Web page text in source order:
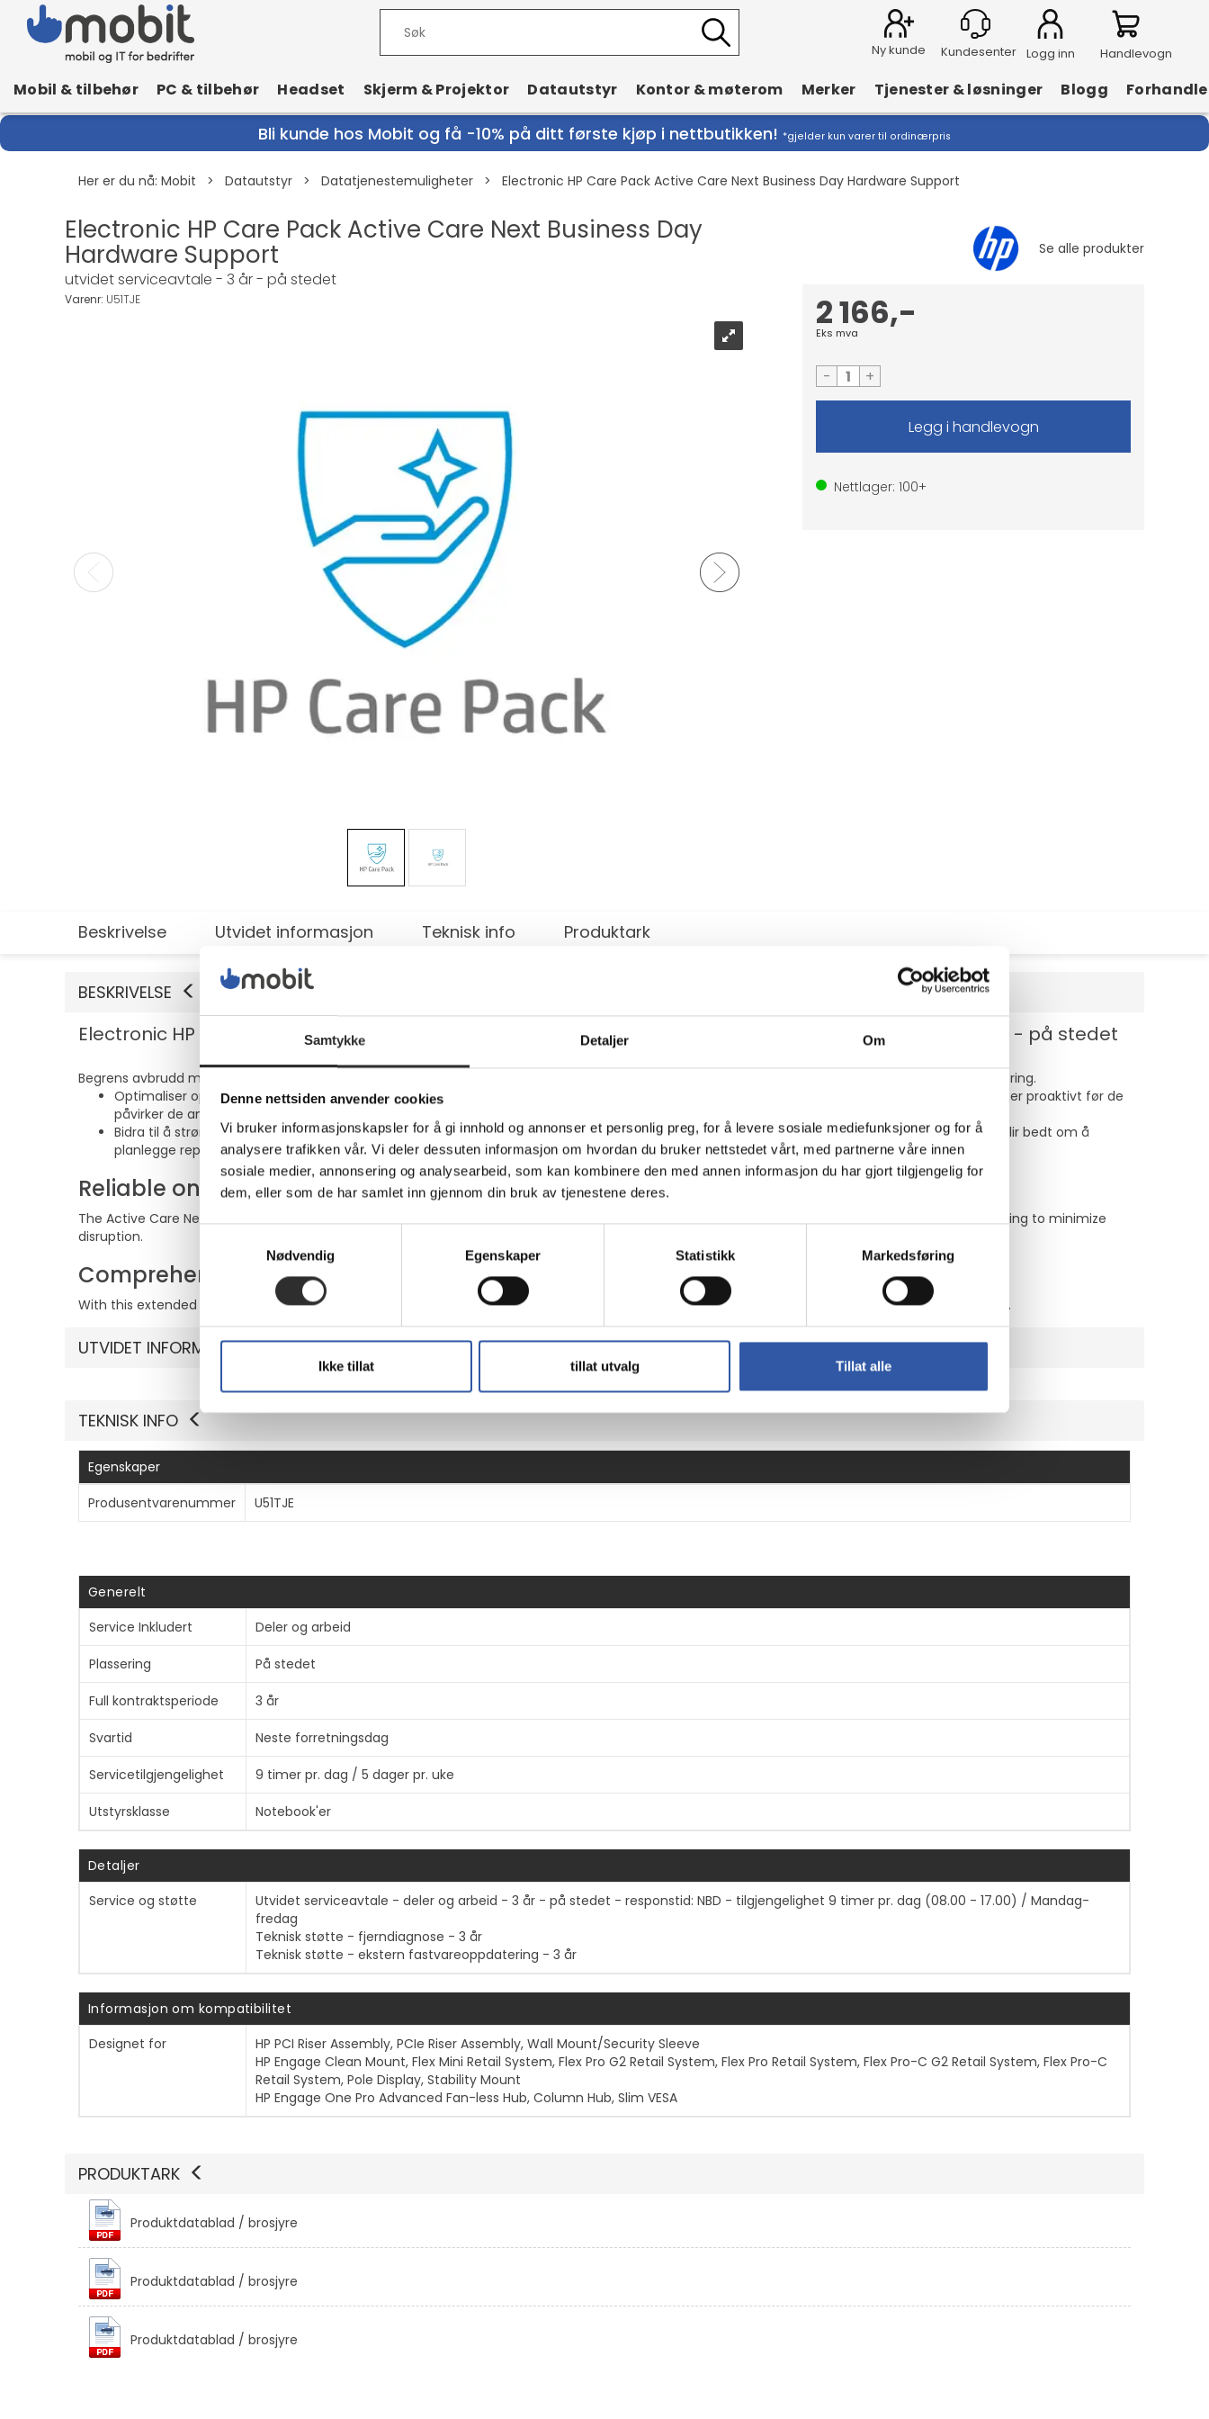
Samtykke Detaljer Om
Denne nettsiden anvender cookies
Vi bruker informasjonskapsler for å gi innhold og annonser et personlig preg, for å levere sosiale mediefunksjoner og for å
analysere trafikken vår. Vi deler dessuten informasjon om hvordan du bruker nettstedet vårt, med partnerne våre innen
sosiale medier, annonsering og analysearbeid, som kan kombinere den med annen informasjon du har gjort tilgjengelig for
dem, eller som de har samlet inn gjennom din bruk av tjenestene deres.
Nødvendig
Egenskaper Statistikk Markedsføring
Ikke tillat tillat utvalg Tillat alle
Ny kunde Logg inn Handlevogn
Mobil & tilbehør PC & tilbehør Headset Skjerm & Projektor Datautstyr Kontor & møterom Merker Tjenester & løsninger Blogg
Bli kunde hos Mobit og få -10% på ditt første kjøp i nettbutikken! *gjelder kun varer til ordinærpris
Her er du nå: Mobit > Datautstyr > Datatjenestemuligheter > Electronic HP Care Pack Active Care Next Business Day Hardware Support
Electronic HP Care Pack Active Care Next Business Day
Hardware Support
utvidet serviceavtale - 3 år - på stedet
Varenr: U51TJE 2 166,-
Eks mva
- +
Nettlager: 100+
Beskrivelse Utvidet informasjon Teknisk info Produktark
BESKRIVELSE
Electronic HP Care Pack Active Care Next Business Day Hardware Support - utvidet serviceavtale - 3 år - på stedet
Begrens avbrudd med fjernstøtte og praktiske reparasjoner på stedet – alt takket være AI-drevet prediktiv problemdeteksjon, varsler og automatisering.
Optimaliser oppetid med prediktiv oppdaging av enhetsproblemer og varsler til sluttbrukere. Identifiser nødvendige reparasjoner og utskiftninger proaktivt før de
påvirker de ansattes produktivitet.
Bidra til å strømlinjeforme reparasjoner med automatisert saksopprettelse som åpner en sak når et problem blir oppdaget, og IT-avdelingen blir bedt om å
planlegge reparasjon når det passer sluttbrukeren.
Reliable on-site support
The Active Care Next Business Day Hardware Support offers professional on-site service to quickly address any hardware issues that may arise, helping to minimize
disruption.
Comprehensive service coverage
With this extended service agreement, both parts and labor are included, providing support for repairs and maintenance without unexpected costs.
UTVIDET INFORMASJON
TEKNISK INFO
Egenskaper
Produsentvarenummer
U51TJE
Generelt
Service Inkludert
Deler og arbeid
Plassering På stedet
Full kontraktsperiode 3 år
Svartid Neste forretningsdag
Servicetilgjengelighet 9 timer pr. dag / 5 dager pr. uke
Utstyrsklasse Notebook'er
Detaljer
Service og støtte
Utvidet serviceavtale - deler og arbeid - 3 år - på stedet - responstid: NBD - tilgjengelighet 9 timer pr. dag (08.00 - 17.00) / Mandag-
fredag
Teknisk støtte - fjerndiagnose - 3 år
Teknisk støtte - ekstern fastvareoppdatering - 3 år
Informasjon om kompatibilitet
Designet for
HP PCI Riser Assembly, PCIe Riser Assembly, Wall Mount/Security Sleeve
HP Engage Clean Mount, Flex Mini Retail System, Flex Pro G2 Retail System, Flex Pro Retail System, Flex Pro-C G2 Retail System, Flex Pro-C
Retail System, Pole Display, Stability Mount
HP Engage One Pro Advanced Fan-less Hub, Column Hub, Slim VESA
PRODUKTARK
Produktdatablad / brosjyre
Produktdatablad / brosjyre
Produktdatablad / brosjyre